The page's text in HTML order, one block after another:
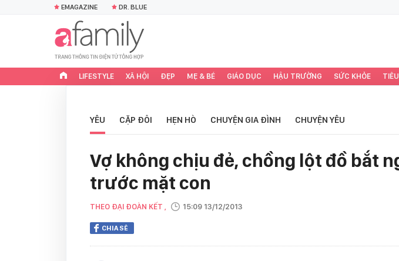
EMAGAZINE DR. BLUE
LIFESTYLE XÃ HỘI ĐẸP MẸ & BÉ GIÁO DỤC HẬU TRƯỜNG SỨC KHỎE
YÊU CẶP ĐÔI HẸN HÒ CHUYỆN GIA ĐÌNH CHUYỆN YÊU
Vợ không chịu đẻ, chồng lột đồ bắt
trước mặt con
THEO ĐẠI ĐOÀN KẾT , 15:09 13/12/2013
CHIA SẺ